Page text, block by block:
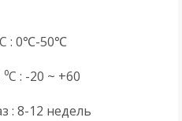
: 0℃-50℃
: -20 ~ +60
: 8-12 недель